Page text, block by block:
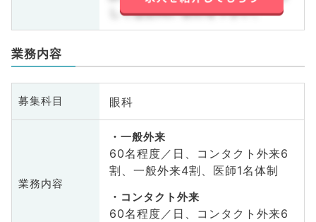
しくはお問い合わせ下さい。
業務内容
募集科目 眼科
業務内容
一般外来
60名程度／日、コンタクト外来6
割、一般外来4割、医師1名体制
コンタクト外来
60名程度／日、コンタクト外来6